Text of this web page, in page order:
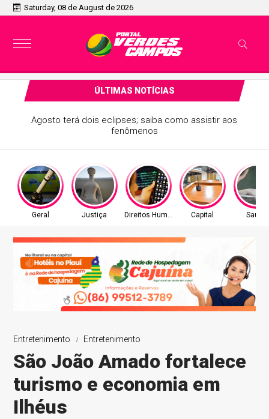
Saturday, 08 de August de 2026
ÚLTIMAS NOTÍCIAS
Agosto terá dois eclipses; saiba como assistir aos
fenômenos
Geral Justiça Direitos Humanos Capital Saúde
Entretenimento Entretenimento
São João Amado fortalece
turismo e economia em
Ilhéus